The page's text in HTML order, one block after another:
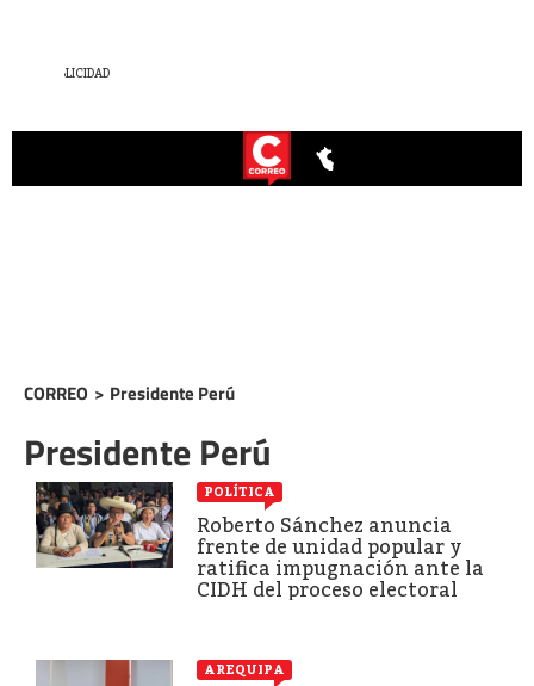
CORREO > Presidente Perú
Presidente Perú
POLÍTICA
Roberto Sánchez anuncia
frente de unidad popular y
ratifica impugnación ante la
CIDH del proceso electoral
AREQUIPA